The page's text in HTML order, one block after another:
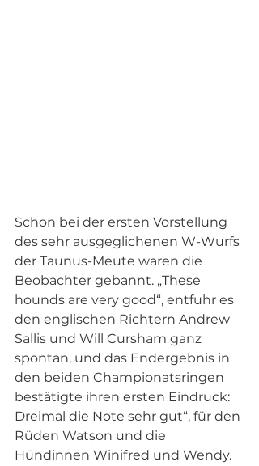
Schon bei der ersten Vorstellung
des sehr ausgeglichenen W-Wurfs
der Taunus-Meute waren die
Beobachter gebannt. „These
hounds are very good“, entfuhr es
den englischen Richtern Andrew
Sallis und Will Cursham ganz
spontan, und das Endergebnis in
den beiden Championatsringen
bestätigte ihren ersten Eindruck:
Dreimal die Note sehr gut“, für den
Rüden Watson und die
Hündinnen Winifred und Wendy.